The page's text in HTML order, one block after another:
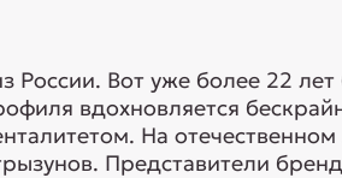
России. Вот уже более 22
вдохновляется
На
Представители